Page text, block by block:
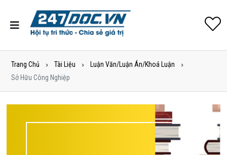
Trang Chủ Tài Liệu
Luận Văn/Luận Án/Khoá Luận
Sở Hữu Công Nghiệp